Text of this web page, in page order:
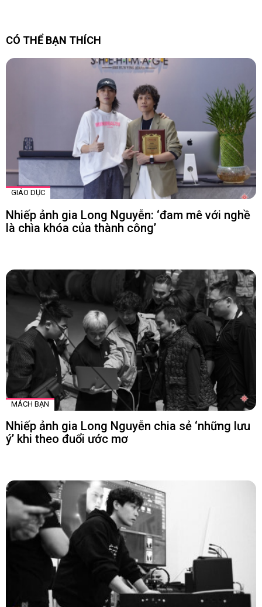
CÓ THỂ BẠN THÍCH
GIÁO DỤC
Nhiếp ảnh gia Long Nguyễn: ‘đam mê với nghề
là chìa khóa của thành công’
MÁCH BẠN
Nhiếp ảnh gia Long Nguyễn chia sẻ ‘những lưu
ý’ khi theo đuổi ước mơ